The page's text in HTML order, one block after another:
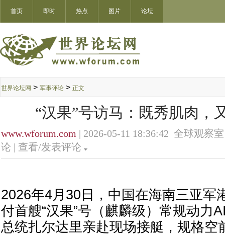
首页 即时 热点 图片 论坛
世界论坛网 > 军事评论 > 正文
“汉果”号访马：既秀肌肉，
www.wforum.com | 2026-05-11 18:36:42 全球观察
论 | 查看/发表评论
2026年4月30日，中国在海南三亚军
付首艘“汉果”号（麒麟级）常规动力
总统扎尔达里亲赴现场接艇，规格空